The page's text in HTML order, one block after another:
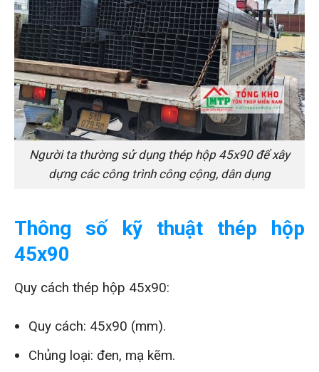
Người ta thường sử dụng thép hộp 45x90 để xây
dựng các công trình công cộng, dân dụng
Thông số kỹ thuật thép hộp
45x90
Quy cách thép hộp 45x90:
Quy cách: 45x90 (mm).
Chủng loại: đen, mạ kẽm.